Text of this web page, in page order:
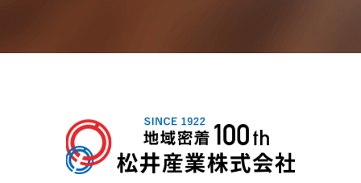
注文住宅施工事例
2022年11月